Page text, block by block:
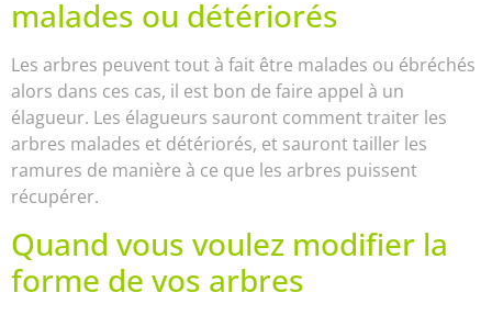
malades ou détériorés
Les arbres peuvent tout à fait être malades ou ébréchés
alors dans ces cas, il est bon de faire appel à un
élagueur. Les élagueurs sauront comment traiter les
arbres malades et détériorés, et sauront tailler les
ramures de manière à ce que les arbres puissent
récupérer.
Quand vous voulez modifier la
forme de vos arbres